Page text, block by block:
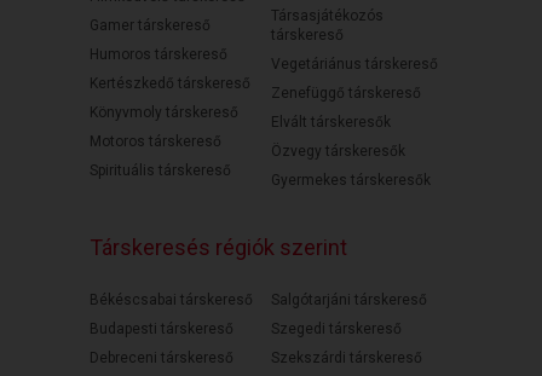
Gamer társkereső
Humoros társkereső
Kertészkedő társkereső
Könyvmoly társkereső
Motoros társkereső
Spirituális társkereső
Társasjátékozós
társkereső
Vegetáriánus társkereső
Zenefüggő társkereső
Elvált társkeresők
Özvegy társkeresők
Gyermekes társkeresők
Társkeresés régiók szerint
Békéscsabai társkereső
Budapesti társkereső
Debreceni társkereső
Salgótarjáni társkereső
Szegedi társkereső
Szekszárdi társkereső